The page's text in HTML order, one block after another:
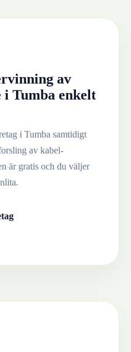
av
i Tumba enkelt
i Tumba samtidigt
av kabel-
är gratis och du väljer